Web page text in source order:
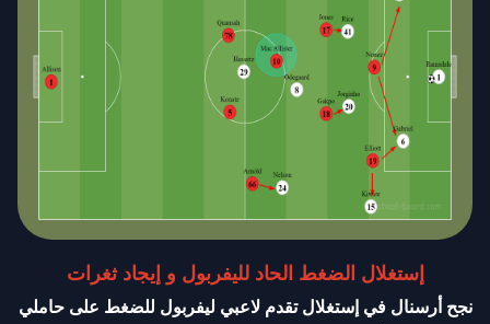
إستغلال الضغط الحاد لليفربول و إيجاد ثغرات
نجح أرسنال في إستغلال تقدم لاعبي ليفربول للضغط على حاملي